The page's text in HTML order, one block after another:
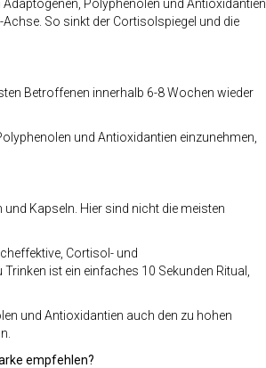
Polyphenolen und Antioxidantien
So sinkt der Cortisolspiegel und die
Betroffenen innerhalb 6-8 Wochen wieder
und Antioxidantien einzunehmen,
Kapseln. Hier sind nicht die meisten
Cortisol- und
ist ein einfaches 10 Sekunden Ritual,
und Antioxidantien auch den zu hohen
empfehlen?